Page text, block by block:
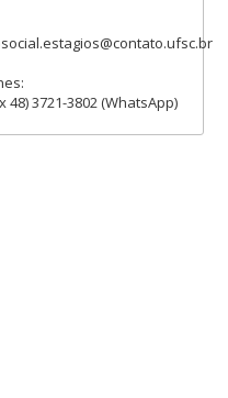
48) 3721-3802 (WhatsApp)